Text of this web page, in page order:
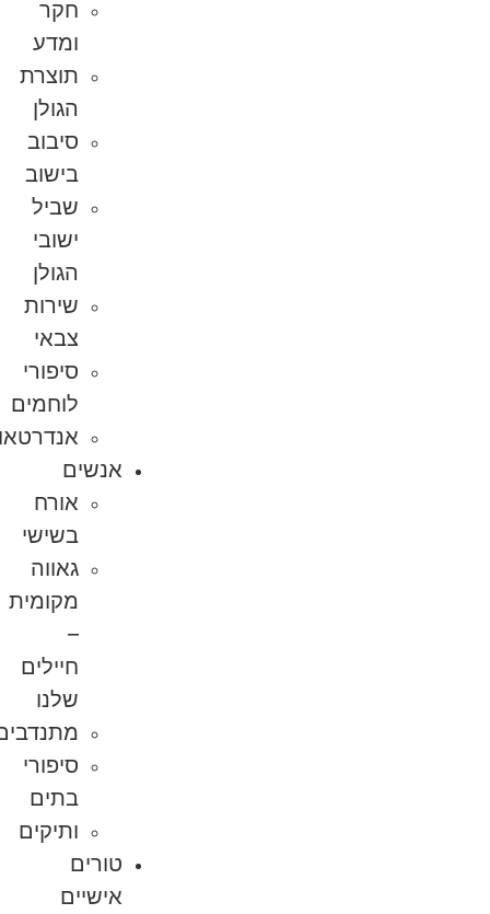
חקר
ומדע
תוצרת
הגולן
סיבוב
בישוב
שביל
ישובי
הגולן
שירות
צבאי
סיפורי
לוחמים
אנדרטאות
אנשים
אורח
בשישי
גאווה
מקומית
חיילים
שלנו
מתנדבים
סיפורי
בתים
ותיקים
טורים
אישיים